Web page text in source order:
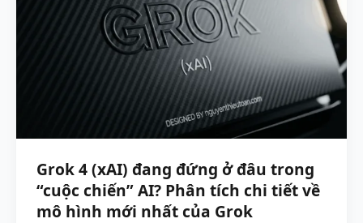
Grok 4 (xAI) đang đứng ở đâu trong
“cuộc chiến” AI? Phân tích chi tiết về
mô hình mới nhất của Grok